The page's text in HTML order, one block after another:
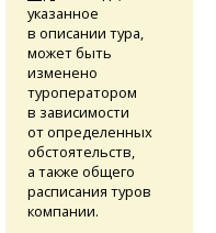
указанное
в описании тура,
может быть
изменено
туроператором
в зависимости
от определенных
обстоятельств,
а также общего
расписания туров
компании.